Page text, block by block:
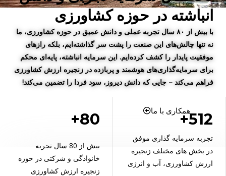
انباشته در حوزه کشاورزی
با بیش از ۸۰ سال تجربه عملی و دانش عمیق در حوزه کشاورزی، ما
نه تنها چالش‌های این صنعت را پشت سر گذاشته‌ایم، بلکه رازهای
موفقیت پایدار را کشف کرده‌ایم. این سرمایه انباشته، پایه‌ای محکم
برای سرمایه‌گذاری‌های هوشمند و پربازده در زنجیره ارزش کشاورزی
فراهم می‌کند – جایی که دانش دیروز، سود فردا را تضمین می‌کند!
همکاری با ما 512+
تجربه سرمایه گذاری موفق
در بخش های مختلف زنجیره
ارزش کشاورزی، آب و انرژی
80+
بیش از 80 سال تجربه
خانوادگی و شرکتی در حوزه
زنجیره ارزش کشاورزی